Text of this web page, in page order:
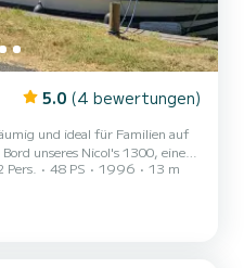
5.0 (4 bewertungen)
und ideal für Familien auf
für die Flussnavigation
Freunden, dieses Boot ist
des Canal du Midi in aller Ruhe
Pers. 48 PS 1996
13 m